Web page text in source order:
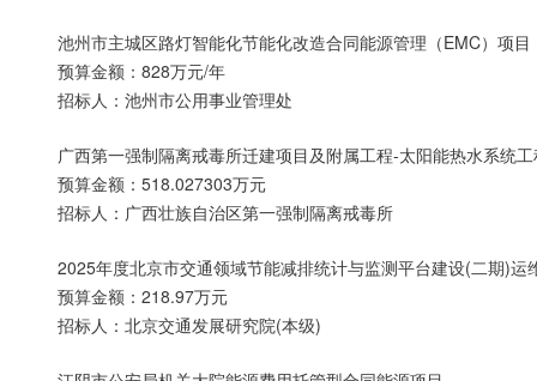
池州市主城区路灯智能化节能化改造合同能源管理（EMC）项目
预算金额：828万元/年
招标人：池州市公用事业管理处
广西第一强制隔离戒毒所迁建项目及附属工程-太阳能热水系统
预算金额：518.027303万元
招标人：广西壮族自治区第一强制隔离戒毒所
2025年度北京市交通领域节能减排统计与监测平台建设(二期)运
预算金额：218.97万元
招标人：北京交通发展研究院(本级)